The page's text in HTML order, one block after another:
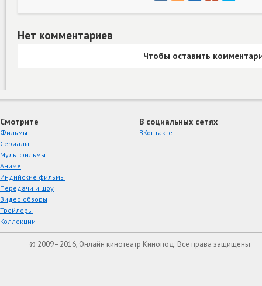
Нет комментариев
Чтобы оставить
Смотрите
Фильмы
Сериалы
Мультфильмы
Аниме
Индийские фильмы
Передачи и шоу
Видео обзоры
Трейлеры
Коллекции
В социальных сетях
ВКонтакте
© 2009–2016, Онлайн кинотеатр Кинопод. Все права защищены